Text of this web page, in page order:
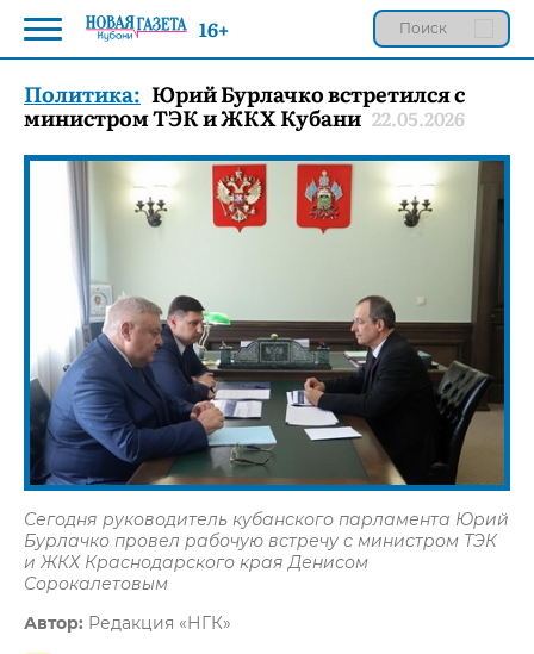
Политика: Юрий Бурлачко встретился с
министром ТЭК и ЖКХ Кубани 22.05.2026
Сегодня руководитель кубанского парламента Юрий
Бурлачко провел рабочую встречу с министром ТЭК
и ЖКХ Краснодарского края Денисом
Сорокалетовым
Автор: Редакция «НГК»
16+